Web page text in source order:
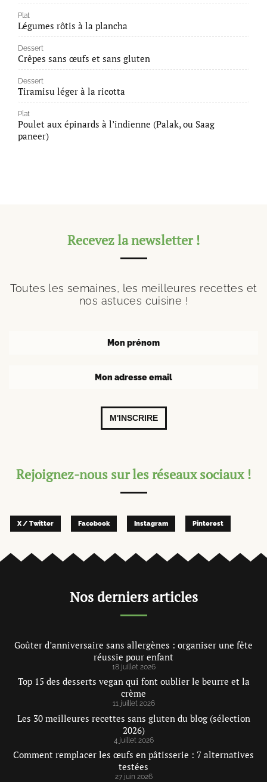
Plat
Légumes rôtis à la plancha
Dessert
Crêpes sans œufs et sans gluten
Dessert
Tiramisu léger à la ricotta
Plat
Poulet aux épinards à l’indienne (Palak, ou Saag
paneer)
Recevez la newsletter !
Toutes les semaines, les meilleures recettes et
nos astuces cuisine !
M'INSCRIRE
Rejoignez-nous sur les réseaux sociaux !
X / Twitter Facebook Instagram Pinterest
Nos derniers articles
Goûter d’anniversaire sans allergènes : organiser une fête
réussie pour enfant
18 juillet 2026
Top 15 des desserts vegan qui font oublier le beurre et la
crème
11 juillet 2026
Les 30 meilleures recettes sans gluten du blog (sélection
2026)
4 juillet 2026
Comment remplacer les œufs en pâtisserie : 7 alternatives
testées
27 juin 2026